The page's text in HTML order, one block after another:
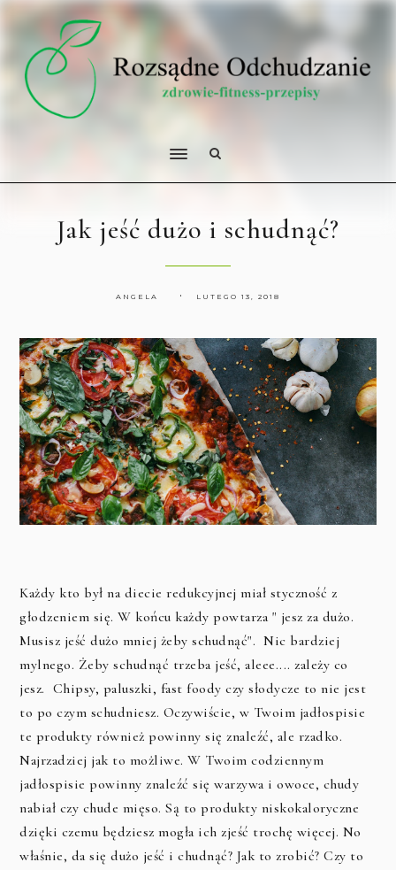
Jak jeść dużo i schudnąć?
ANGELA LUTEGO 13, 2018
Każdy kto był na diecie redukcyjnej miał styczność z
głodzeniem się. W końcu każdy powtarza " jesz za dużo.
Musisz jeść dużo mniej żeby schudnąć". Nic bardziej
mylnego. Żeby schudnąć trzeba jeść, aleee.... zależy co
jesz. Chipsy, paluszki, fast foody czy słodycze to nie jest
to po czym schudniesz. Oczywiście, w Twoim jadłospisie
te produkty również powinny się znaleźć, ale rzadko.
Najrzadziej jak to możliwe. W Twoim codziennym
jadłospisie powinny znaleźć się warzywa i owoce, chudy
nabiał czy chude mięso. Są to produkty niskokaloryczne
dzięki czemu będziesz mogła ich zjeść trochę więcej. No
właśnie, da się dużo jeść i chudnąć? Jak to zrobić? Czy to